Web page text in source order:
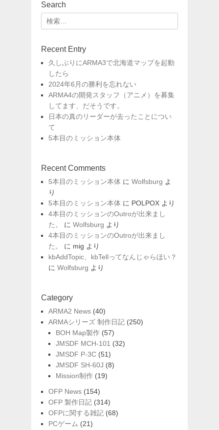
Search
索:
Recent Entry
久しぶりにARMA3で北海道マップを起動
したら
2024年6月の勝利を忘れない
ARMA4の開発スタッフ（アニメ）を募集
してます、だそうです。
日本の真のリーダーが去ったことについ
て
5本目のミッション本体
Recent Comments
5本目のミッション本体 に Wolfsburg よ
り
5本目のミッション本体 に POLPOX より
4本目のミッションのOutroが出来まし
た。
に Wolfsburg より
4本目のミッションのOutroが出来まし
た。
に mig より
kbAddTopic、kbTellってなんじゃらほい？
に Wolfsburg より
Category
ARMA2 News (40)
ARMAシリーズ 制作日記 (250)
BOH Map製作 (57)
JMSDF MCH-101 (32)
JMSDF P-3C (51)
JMSDF SH-60J (8)
Mission制作 (19)
OFP News (154)
OFP 製作日記 (314)
OFPに関する雑記 (68)
PCゲーム (21)